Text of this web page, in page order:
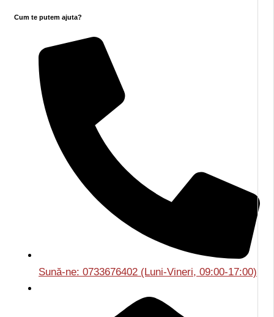
Cum te putem ajuta?
Sună-ne: 0733676402 (Luni-Vineri, 09:00-17:00)